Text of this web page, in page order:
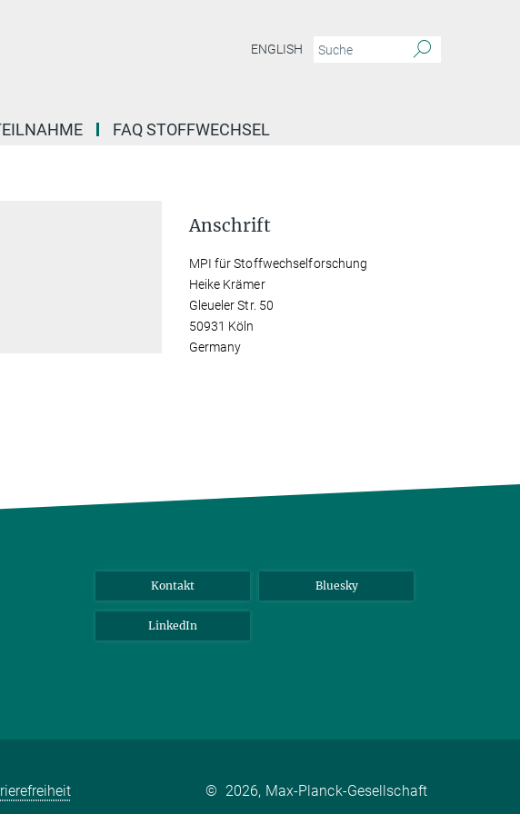
ENGLISH
FAQ STOFFWECHSEL
Anschrift
MPI für Stoffwechselforschung
Heike Krämer
Gleueler Str. 50
50931 Köln
Germany
Kontakt Bluesky
LinkedIn
© 2026, Max-Planck-Gesellschaft